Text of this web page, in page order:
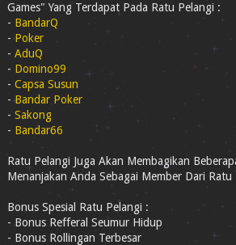
Games" Yang Terdapat Pada Ratu Pelangi :
- BandarQ
-Poker
- AduQ
- Domino99
- Capsa Susun
-Bandar Poker
- Sakong
- Bandar66
Ratu Pelangi Juga Akan Membagikan
Menanjakan Anda Sebagai Member Dari Ratu
Bonus Spesial Ratu Pelangi :
- Bonus Refferal Seumur Hidup
- Bonus Rollingan Terbesar